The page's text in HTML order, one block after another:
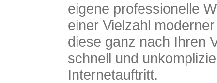
eigene professionelle
einer Vielzahl
diese ganz nach Ihren
schnell und
Internetauftritt.